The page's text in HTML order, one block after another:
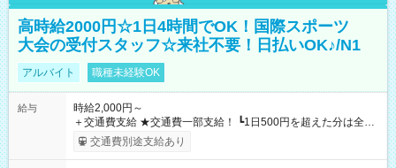
高時給2000円☆1日4時間でOK！国際スポーツ
大会の受付スタッフ☆来社不要！日払いOK♪/N1
アルバイト 職種未経験OK
給与
時給2,000円～
＋交通費支給 ★交通費一部支給！ ┗1日500円を超えた分は全額
支給！ ※往復500円以内の方は自己負担となります ★日払い
OK！（規定あり） ┗働いたその日に現金GET♪ お仕事後はコン
交通費別途支給あり